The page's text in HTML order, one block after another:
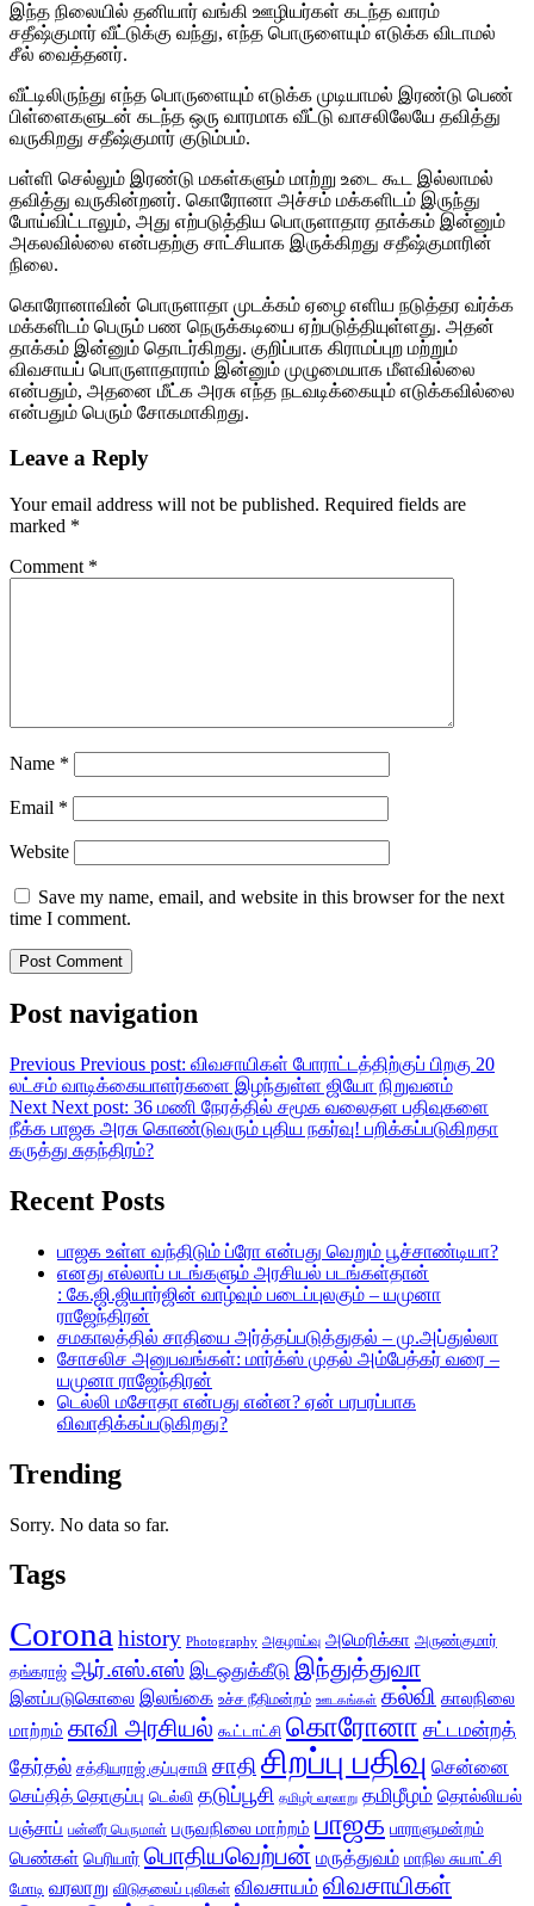
இந்த நிலையில் தனியார் வங்கி ஊழியர்கள் கடந்த வாரம்
சதீஷ்குமார் வீட்டுக்கு வந்து, எந்த பொருளையும் எடுக்க விடாமல்
சீல் வைத்தனர்.
வீட்டிலிருந்து எந்த பொருளையும் எடுக்க முடியாமல் இரண்டு பெண்
பிள்ளைகளுடன் கடந்த ஒரு வாரமாக வீட்டு வாசலிலேயே தவித்து
வருகிறது சதீஷ்குமார் குடும்பம்.
பள்ளி செல்லும் இரண்டு மகள்களும் மாற்று உடை கூட இல்லாமல்
தவித்து வருகின்றனர். கொரோனா அச்சம் மக்களிடம் இருந்து
போய்விட்டாலும், அது எற்படுத்திய பொருளாதார தாக்கம் இன்னும்
அகலவில்லை என்பதற்கு சாட்சியாக இருக்கிறது சதீஷ்குமாரின்
நிலை.
கொரோனாவின் பொருளாதா முடக்கம் ஏழை எளிய நடுத்தர வர்க்க
மக்களிடம் பெரும் பண நெருக்கடியை ஏற்படுத்தியுள்ளது. அதன்
தாக்கம் இன்னும் தொடர்கிறது. குறிப்பாக கிராமப்புற மற்றும்
விவசாயப் பொருளாதாராம் இன்னும் முழுமையாக மீளவில்லை
என்பதும், அதனை மீட்க அரசு எந்த நடவடிக்கையும் எடுக்கவில்லை
என்பதும் பெரும் சோகமாகிறது.
Leave a Reply
Your email address will not be published. Required fields are
marked *
Comment *
Name *
Email *
Website
Save my name, email, and website in this browser for the next
time I comment.
Post navigation
Previous Previous post: விவசாயிகள் போராட்டத்திற்குப் பிறகு 20
லட்சம் வாடிக்கையாளர்களை இழந்துள்ள ஜியோ நிறுவனம்
Next Next post: 36 மணி நேரத்தில் சமூக வலைதள பதிவுகளை
நீக்க பாஜக அரசு கொண்டுவரும் புதிய நகர்வு! பறிக்கப்படுகிறதா
கருத்து சுதந்திரம்?
Recent Posts
பாஜக உள்ள வந்திடும் ப்ரோ என்பது வெறும் பூச்சாண்டியா?
எனது எல்லாப் படங்களும் அரசியல் படங்கள்தான்
: கே.ஜி.ஜியார்ஜின் வாழ்வும் படைப்புலகும் – யமுனா
ராஜேந்திரன்
சமகாலத்தில் சாதியை அர்த்தப்படுத்துதல் – மு.அப்துல்லா
சோசலிச அனுபவங்கள்: மார்க்ஸ் முதல் அம்பேத்கர் வரை –
யமுனா ராஜேந்திரன்
டெல்லி மசோதா என்பது என்ன? ஏன் பரபரப்பாக
விவாதிக்கப்படுகிறது?
Trending
Sorry. No data so far.
Tags
Corona history Photography அகழாய்வு அமெரிக்கா அருண்குமார்
தங்கராஜ் ஆர்.எஸ்.எஸ் இடஒதுக்கீடு இந்துத்துவா
இனப்படுகொலை இலங்கை உச்ச நீதிமன்றம் ஊடகங்கள் கல்வி காலநிலை
மாற்றம் காவி அரசியல் கூட்டாட்சி கொரோனா சட்டமன்றத்
தேர்தல் சத்தியராஜ் குப்புசாமி சாதிசிறப்பு பதிவு சென்னை
செய்தித் தொகுப்பு டெல்லி தடுப்பூசி தமிழர் வரலாறு தமிழீழம் தொல்லியல்
பஞ்சாப் பன்னீர் பெருமாள் பருவநிலை மாற்றம் பாஜக பாராளுமன்றம்
பெண்கள் பெரியார் பொதியவெற்பன் மருத்துவம் மாநில சுயாட்சி
மோடி வரலாறு விடுதலைப் புலிகள் விவசாயம் விவசாயிகள்